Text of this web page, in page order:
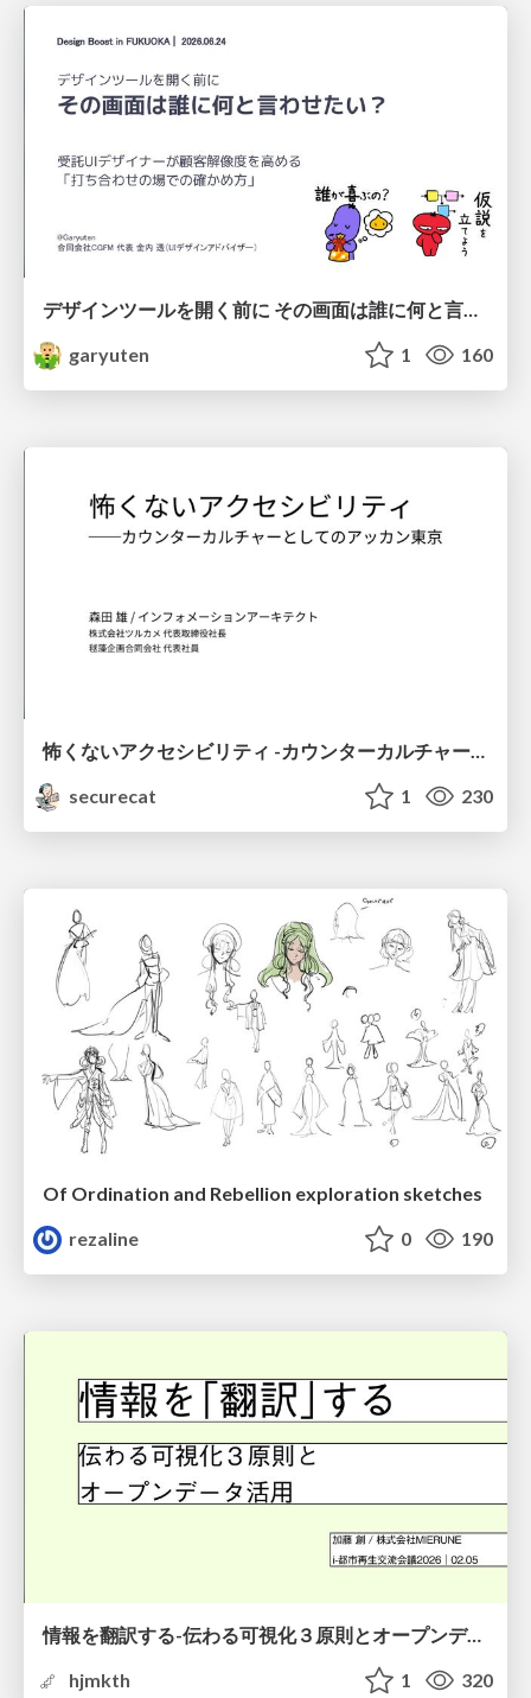
デザインツールを開く前に その画面は誰に何と言わせたい？受託UIデザイナーが顧客解像度を高める 「打ち合わせの場での確かめ方」
garyuten
1 160
怖くないアクセシビリティ -カウンターカルチャーとしてのアッカン東京-
securecat
1 230
Of Ordination and Rebellion exploration sketches
rezaline
0 190
情報を翻訳する-伝わる可視化３原則とオープンデータ活用-
hjmkth
1 320